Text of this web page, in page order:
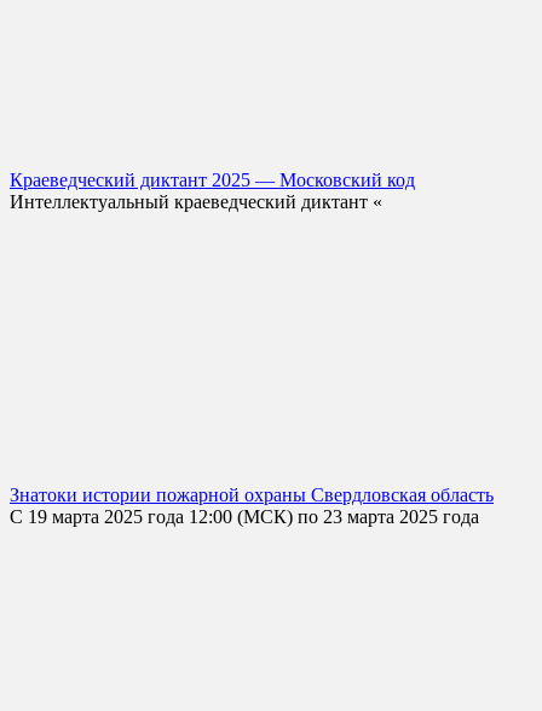
Краеведческий диктант 2025 — Московский код
Интеллектуальный краеведческий диктант «
Знатоки истории пожарной охраны Свердловская область
С 19 марта 2025 года 12:00 (МСК) по 23 марта 2025 года